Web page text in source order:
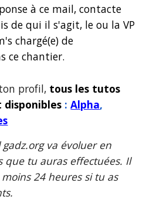
à ce mail, contacte
de qui il s'agit, le ou la VP
chargé(e) de
ce chantier.
profil, tous les tutos
disponibles :Alpha,
gadz.orgva évoluer en
que tu auras effectuées. Il
24 heures si tu as